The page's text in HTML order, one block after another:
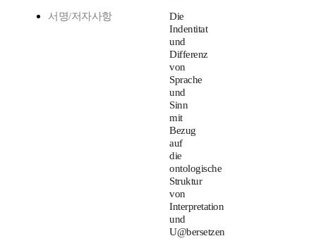
서명/저자사항
Die
Indentitat
und
Differenz
von
Sprache
und
Sinn
mit
Bezug
auf
die
ontologische
Struktur
von
Interpretation
und
U@bersetzen